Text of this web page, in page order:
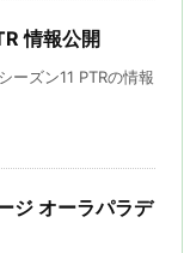
情報公開
ーズン11 PTRの情報
ジ オーラパラデ